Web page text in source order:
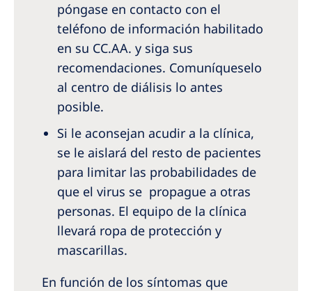
póngase en contacto con el
teléfono de información habilitado
en su CC.AA. y siga sus
recomendaciones. Comuníqueselo
al centro de diálisis lo antes
posible.
Si le aconsejan acudir a la clínica,
se le aislará del resto de pacientes
para limitar las probabilidades de
que el virus se propague a otras
personas. El equipo de la clínica
llevará ropa de protección y
mascarillas.
En función de los síntomas que